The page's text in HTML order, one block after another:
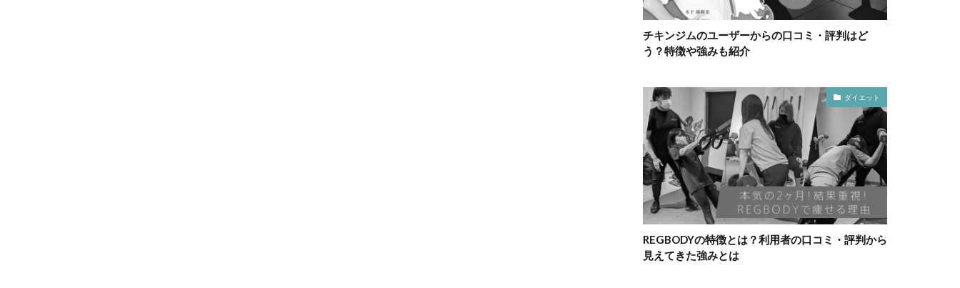
チキンジムのユーザーからの口コミ・評判はど
う？特徴や強みも紹介
ダイエット
REGBODYの特徴とは？利用者の口コミ・評判から
見えてきた強みとは